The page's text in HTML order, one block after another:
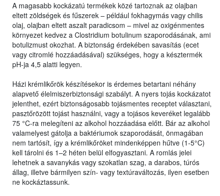
A magasabb kockázatú termékek közé tartoznak az olajban
eltett zöldségek és fűszerek – például fokhagymás vagy chilis
olaj, olajban eltett aszalt paradicsom – mivel az oxigénmentes
környezet kedvez a Clostridium botulinum szaporodásának, ami
botulizmust okozhat. A biztonság érdekében savasítás (ecet
vagy citromlé hozzáadásával) szükséges, hogy a késztermék
pH-ja 4,5 alatti legyen.
Házi krémlikőrök készítésekor is érdemes betartani néhány
alapvető élelmiszerbiztonsági szabályt. A nyers tojás kockázatot
jelenthet, ezért biztonságosabb tojásmentes receptet választani,
pasztőrözött tojást használni, vagy a tojásos keveréket legalább
75 °C-ra melegíteni az alkohol hozzáadása előtt. Bár az alkohol
valamelyest gátolja a baktériumok szaporodását, önmagában
nem tartósít, így a krémlikőröket mindenképpen hűtve (1-5°C)
kell tárolni és 1–2 héten belül elfogyasztani. A romlás jelei
lehetnek a savanykás vagy szokatlan szag, a darabos, túrós
állag, illetve bármilyen szín- vagy textúraváltozás, ilyen esetben
ne kockáztassunk.